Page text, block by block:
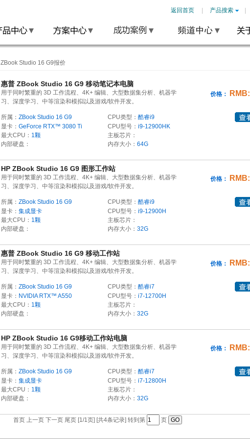
返回首页 产品搜索
ZBook Studio 16 G9报价
惠普 ZBook Studio 16 G9 移动笔记本电脑
价格： RMB:
用于同时繁重的 3D 工作流程、4K+ 编辑、大型数据集分析、机器学
习、深度学习、中等渲染和模拟以及游戏/软件开发。
所属： ZBook Studio 16 G9 CPU类型： 酷睿i9
显卡： GeForce RTX™ 3080 Ti CPU型号： i9-12900HK
最大CPU： 1颗
主板芯片：
内部硬盘：
内存大小： 64G
HP ZBook Studio 16 G9 图形工作站
价格： RMB:
用于同时繁重的 3D 工作流程、4K+ 编辑、大型数据集分析、机器学
习、深度学习、中等渲染和模拟以及游戏/软件开发。
所属： ZBook Studio 16 G9 CPU类型： 酷睿i9
显卡： 集成显卡 CPU型号： i9-12900H
最大CPU： 1颗
主板芯片：
内部硬盘：
内存大小： 32G
惠普 ZBook Studio 16 G9 移动工作站
价格： RMB:
用于同时繁重的 3D 工作流程、4K+ 编辑、大型数据集分析、机器学
习、深度学习、中等渲染和模拟以及游戏/软件开发。
所属： ZBook Studio 16 G9 CPU类型： 酷睿i7
显卡： NVIDIA RTX™ A550 CPU型号： i7-12700H
最大CPU： 1颗
主板芯片：
内部硬盘：
内存大小： 32G
HP ZBook Studio 16 G9移动工作站电脑
价格： RMB:
用于同时繁重的 3D 工作流程、4K+ 编辑、大型数据集分析、机器学
习、深度学习、中等渲染和模拟以及游戏/软件开发。
所属： ZBook Studio 16 G9 CPU类型： 酷睿i7
显卡： 集成显卡 CPU型号： i7-12800H
最大CPU： 1颗
主板芯片：
内部硬盘：
内存大小： 32G
首页 上一页 下一页 尾页 [1/1页] [共4条记录] 转到第 页